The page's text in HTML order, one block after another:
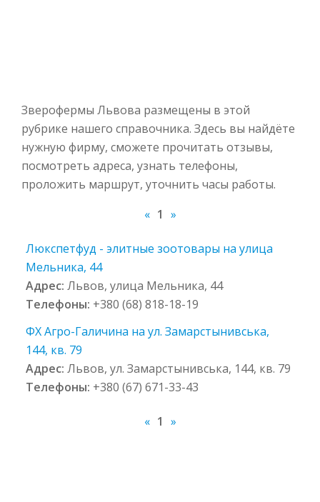
Зверофермы Львова размещены в этой
рубрике нашего справочника. Здесь вы найдёте
нужную фирму, сможете прочитать отзывы,
посмотреть адреса, узнать телефоны,
проложить маршрут, уточнить часы работы.
« 1 »
Люкспетфуд - элитные зоотовары на улица
Мельника, 44
Адрес:Львов, улица Мельника, 44
Телефоны: +380 (68) 818-18-19
ФХ Агро-Галичина на ул. Замарстынивська,
144, кв. 79
Адрес:Львов, ул. Замарстынивська, 144, кв. 79
Телефоны: +380 (67) 671-33-43
« 1 »